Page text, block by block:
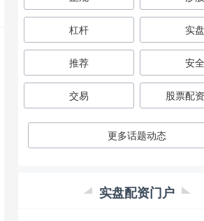
杠杆 实盘
推荐 安全
交易 股票配
更多话题动态
实盘配资门户